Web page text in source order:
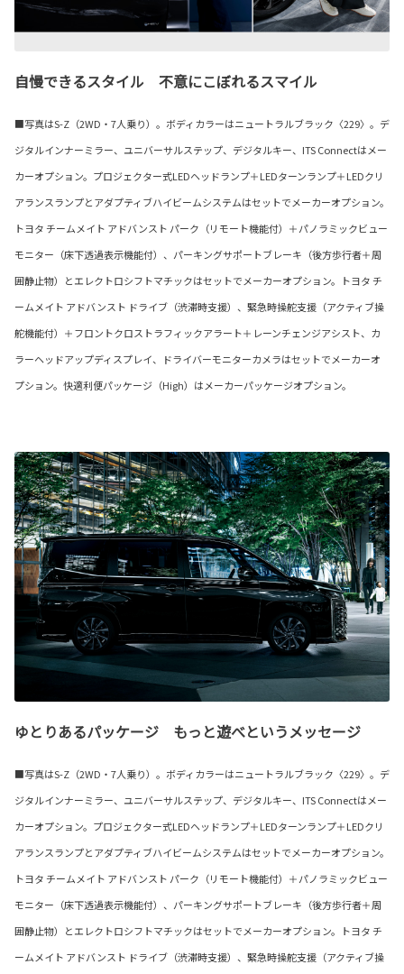
自慢できるスタイル 不意にこぼれるスマイル
■写真はS-Z（2WD・7人乗り）。ボディカラーはニュートラルブラック〈229〉。デ
ジタルインナーミラー、ユニバーサルステップ、デジタルキー、ITS Connectはメー
カーオプション。プロジェクター式LEDヘッドランプ＋LEDターンランプ＋LEDクリ
アランスランプとアダプティブハイビームシステムはセットでメーカーオプション。
トヨタ チームメイト アドバンスト パーク（リモート機能付）＋パノラミックビュー
モニター（床下透過表示機能付）、パーキングサポートブレーキ（後方歩行者＋周
囲静止物）とエレクトロシフトマチックはセットでメーカーオプション。トヨタ チ
ームメイト アドバンスト ドライブ（渋滞時支援）、緊急時操舵支援（アクティブ操
舵機能付）＋フロントクロストラフィックアラート＋レーンチェンジアシスト、カ
ラーヘッドアップディスプレイ、ドライバーモニターカメラはセットでメーカーオ
プション。快適利便パッケージ（High）はメーカーパッケージオプション。
ゆとりあるパッケージ もっと遊べというメッセージ
■写真はS-Z（2WD・7人乗り）。ボディカラーはニュートラルブラック〈229〉。デ
ジタルインナーミラー、ユニバーサルステップ、デジタルキー、ITS Connectはメー
カーオプション。プロジェクター式LEDヘッドランプ＋LEDターンランプ＋LEDクリ
アランスランプとアダプティブハイビームシステムはセットでメーカーオプション。
トヨタ チームメイト アドバンスト パーク（リモート機能付）＋パノラミックビュー
モニター（床下透過表示機能付）、パーキングサポートブレーキ（後方歩行者＋周
囲静止物）とエレクトロシフトマチックはセットでメーカーオプション。トヨタ チ
ームメイト アドバンスト ドライブ（渋滞時支援）、緊急時操舵支援（アクティブ操